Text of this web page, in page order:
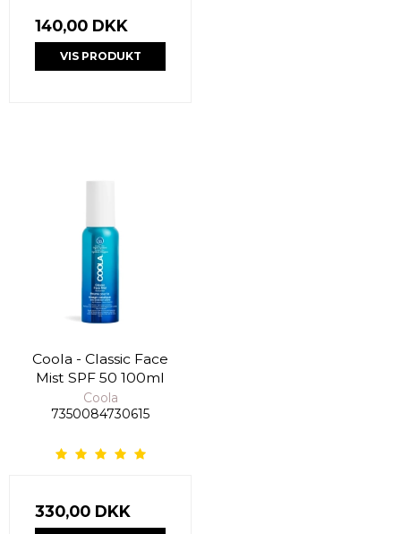
140,00 DKK
VIS PRODUKT
Coola - Classic Face
Mist SPF 50 100ml
Coola
7350084730615
330,00 DKK